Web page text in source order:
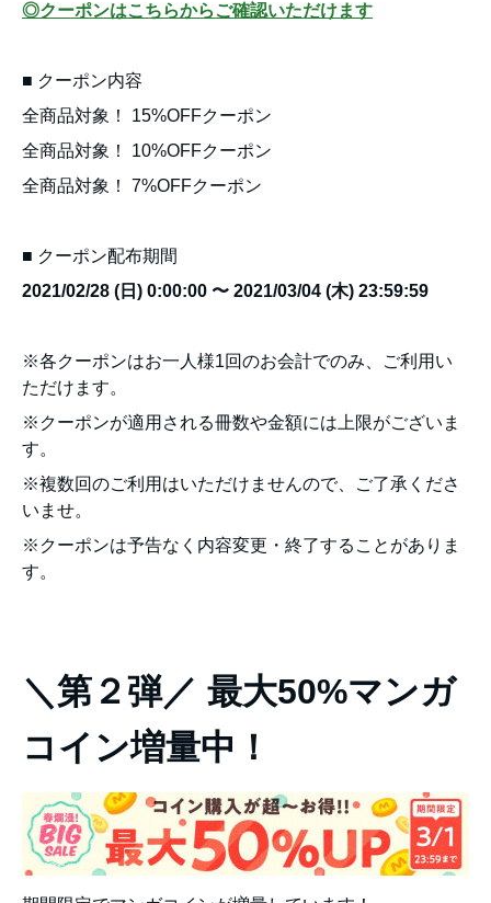
◎クーポンはこちらからご確認いただけます
■ クーポン内容
全商品対象！ 15%OFFクーポン
全商品対象！ 10%OFFクーポン
全商品対象！ 7%OFFクーポン
■ クーポン配布期間
2021/02/28 (日) 0:00:00 〜 2021/03/04 (木) 23:59:59
※各クーポンはお一人様1回のお会計でのみ、ご利用い
ただけます。
※クーポンが適用される冊数や金額には上限がございま
す。
※複数回のご利用はいただけませんので、ご了承くださ
いませ。
※クーポンは予告なく内容変更・終了することがありま
す。
＼第２弾／ 最大50%マンガ
コイン増量中！